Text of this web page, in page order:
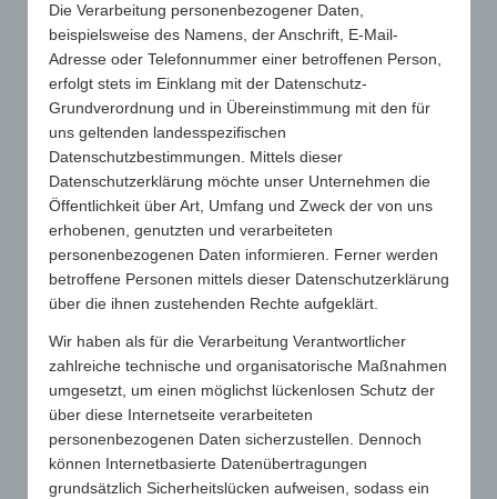
auch die in Deutschland ansässigen Tochterunternehmen der
Konzerne. Nach einer Anlaufzeit sollen auch Betriebe mit mehr
als 1.000 Mitarbeitern hinzukommen.
Der Entwurf weist jedoch einige Unklarheiten auf, die auch
Auswirkungen auf den Werbeartikelmarkt haben werden: So ist
es nicht unwahrscheinlich, dass die Pflichten der Konzerne bei
zukünftigen Aufträgen unverändert an die KMU unserer
Branche weitergegeben werden. Diese wären dann an einen
bürokratischen Akt gebunden, der für viele schlicht nicht zu
stemmen wäre.
Aus diesem Grund hat der Bundesverband Großhandel,
Außenhandel, Dienstleistungen e.V. (BGA), in dem auch der
entworfen. Marktteilnehmer können mit dem unten als
Download hinterlegten Dokument deren Volksvertreter
kontaktieren und diesen ihre Sorgen bezüglich der drohenden
administrativen Belastung erläutern. Die Werbeartikel-
Wirtschaft hat wahrlich schon genug bürokratische Hürden zu
überwinden.
Die Verarbeitung personenbezogener Daten,
beispielsweise des Namens, der Anschrift, E-Mail-
Adresse oder Telefonnummer einer betroffenen Person,
erfolgt stets im Einklang mit der Datenschutz-
Grundverordnung und in Übereinstimmung mit den für
uns geltenden landesspezifischen
Datenschutzbestimmungen. Mittels dieser
Datenschutzerklärung möchte unser Unternehmen die
Öffentlichkeit über Art, Umfang und Zweck der von uns
erhobenen, genutzten und verarbeiteten
personenbezogenen Daten informieren. Ferner werden
betroffene Personen mittels dieser Datenschutzerklärung
über die ihnen zustehenden Rechte aufgeklärt.
Wir haben als für die Verarbeitung Verantwortlicher
zahlreiche technische und organisatorische Maßnahmen
umgesetzt, um einen möglichst lückenlosen Schutz der
über diese Internetseite verarbeiteten
personenbezogenen Daten sicherzustellen. Dennoch
können Internetbasierte Datenübertragungen
grundsätzlich Sicherheitslücken aufweisen, sodass ein